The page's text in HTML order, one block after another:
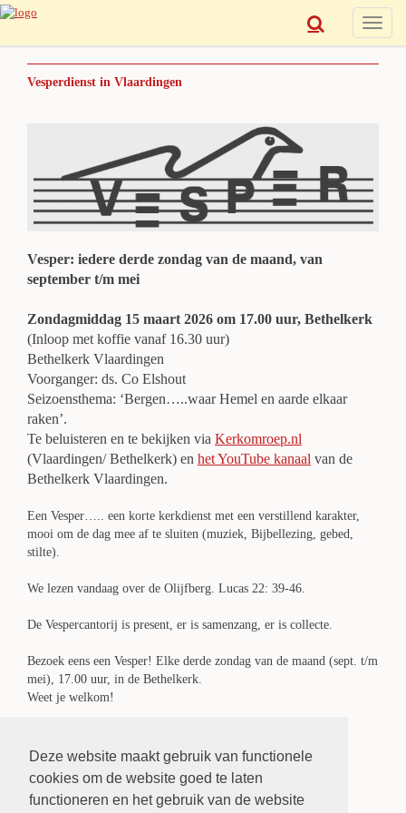
Deze website maakt gebruik van functionele
cookies om de website goed te laten
functioneren en het gebruik van de website
Toggle
Vesperdienst in Vlaardingen
Vesper: iedere derde zondag van de maand, van
september t/m mei
Zondagmiddag 15 maart 2026 om 17.00 uur, Bethelkerk
(Inloop met koffie vanaf 16.30 uur)
Bethelkerk Vlaardingen
Voorganger: ds. Co Elshout
Seizoensthema: ‘Bergen…..waar Hemel en aarde elkaar
raken’.
Te beluisteren en te bekijken via Kerkomroep.nl
(Vlaardingen/ Bethelkerk) en het YouTube kanaal van de
Bethelkerk Vlaardingen.
Een Vesper….. een korte kerkdienst met een verstillend karakter,
mooi om de dag mee af te sluiten (muziek, Bijbellezing, gebed,
stilte).
We lezen vandaag over de Olijfberg. Lucas 22: 39-46.
De Vespercantorij is present, er is samenzang, er is collecte.
Bezoek eens een Vesper! Elke derde zondag van de maand (sept. t/m
mei), 17.00 uur, in de Bethelkerk.
Weet je welkom!
Kees Nieuwstraten
E-mail:corkees29@gmail.com
Tel: 06 25108182